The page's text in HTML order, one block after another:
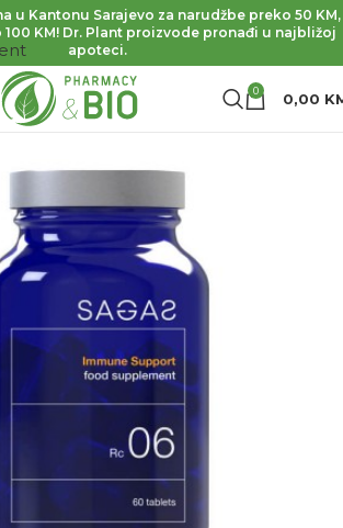
u Kantonu Sarajevo za narudžbe preko 50 KM,
KM! Dr. Plant proizvode pronađi u najbližoj
apoteci.
0 0,00